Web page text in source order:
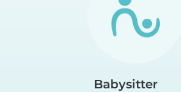
Babysitter